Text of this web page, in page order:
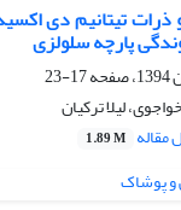
تیتانیم دی
پارچه سلولزی
17-23
لیلا ترکیان
مقاله 1.89 M